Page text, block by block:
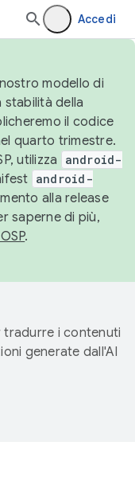
Accedi
modello di
stabilità della
il codice
quarto trimestre.
utilizza
android-
android-
alla release
saperne di più,
.
tradurre i contenuti
generate dall'AI